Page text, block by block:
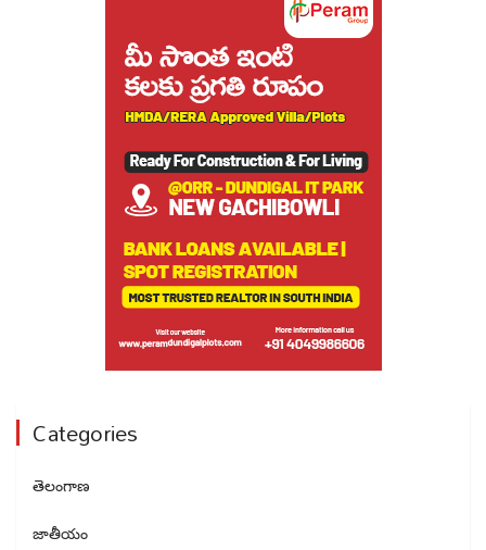
Categories
తెలంగాణ
జాతీయం